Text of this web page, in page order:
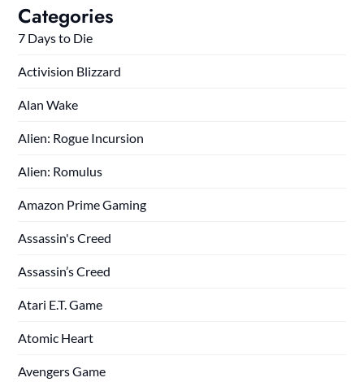
Categories
7 Days to Die
Activision Blizzard
Alan Wake
Alien: Rogue Incursion
Alien: Romulus
Amazon Prime Gaming
Assassin's Creed
Assassin’s Creed
Atari E.T. Game
Atomic Heart
Avengers Game